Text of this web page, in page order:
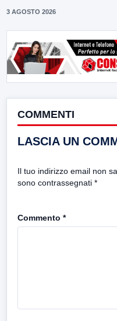
3 AGOSTO 2026
COMMENTI
LASCIA UN
Il tuo indirizzo email non
sono contrassegnati *
Commento *